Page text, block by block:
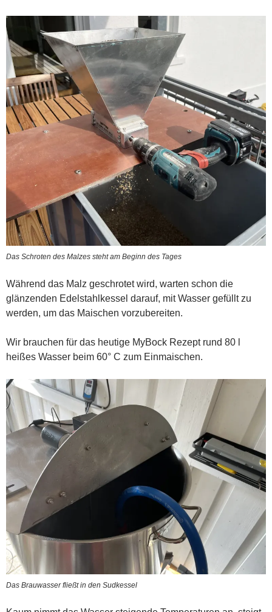
Das Schroten des Malzes steht am Beginn des Tages
Während das Malz geschrotet wird, warten schon die
glänzenden Edelstahlkessel darauf, mit Wasser gefüllt zu
werden, um das Maischen vorzubereiten.
Wir brauchen für das heutige MyBock Rezept rund 80 l
heißes Wasser beim 60° C zum Einmaischen.
Das Brauwasser fließt in den Sudkessel